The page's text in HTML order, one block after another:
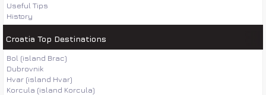
Useful Tips
History
Croatia Top Destinations
Bol (island Brac)
Dubrovnik
Hvar (island Hvar)
Korcula (island Korcula)